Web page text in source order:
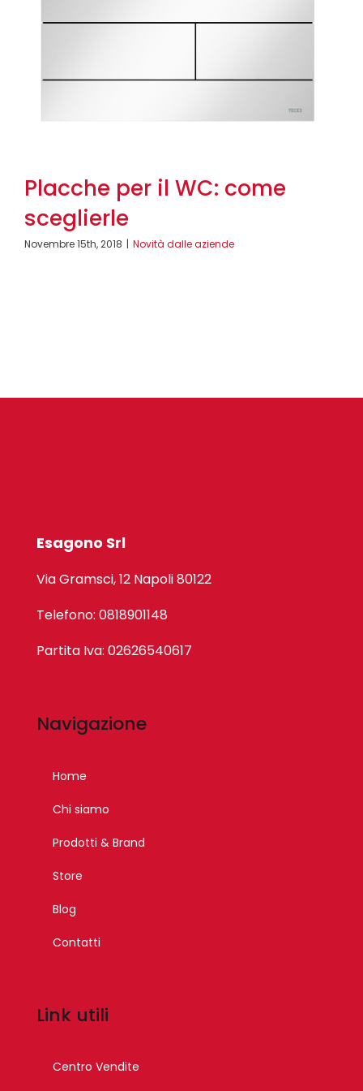
Placche per il WC: come
sceglierle
Novembre 15th, 2018 | Novità dalle aziende
Esagono Srl
Via Gramsci, 12 Napoli 80122
Telefono: 0818901148
Partita Iva: 02626540617
Navigazione
Home
Chi siamo
Prodotti & Brand
Store
Blog
Contatti
Link utili
Centro Vendite